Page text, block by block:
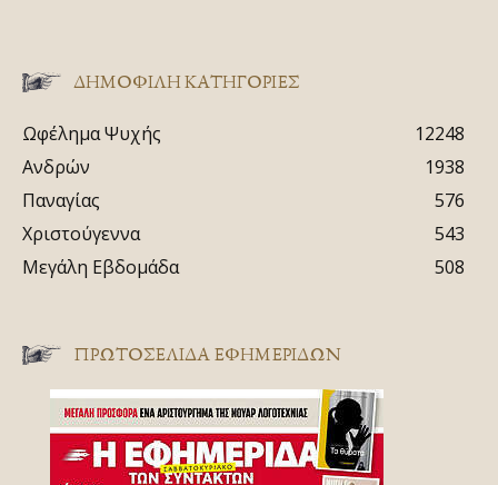
ΔΗΜΟΦΙΛΗ ΚΑΤΗΓΟΡΙΕΣ
Ωφέλημα Ψυχής
12248
Ανδρών
1938
Παναγίας
576
Χριστούγεννα
543
Μεγάλη Εβδομάδα
508
ΠΡΩΤΟΣΈΛΙΔΑ ΕΦΗΜΕΡΊΔΩΝ